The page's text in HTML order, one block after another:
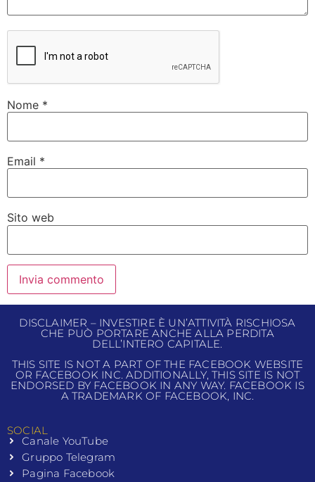
Nome *
Email *
Sito web
DISCLAIMER – INVESTIRE È UN’ATTIVITÀ RISCHIOSA
CHE PUÒ PORTARE ANCHE ALLA PERDITA
DELL’INTERO CAPITALE.
THIS SITE IS NOT A PART OF THE FACEBOOK WEBSITE
OR FACEBOOK INC. ADDITIONALLY, THIS SITE IS NOT
ENDORSED BY FACEBOOK IN ANY WAY. FACEBOOK IS
A TRADEMARK OF FACEBOOK, INC.
SOCIAL
Canale YouTube
Gruppo Telegram
Pagina Facebook